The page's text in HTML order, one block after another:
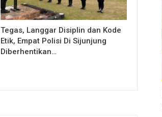
Tegas, Langgar Disiplin dan Kode
Etik, Empat Polisi Di Sijunjung
Diberhentikan…